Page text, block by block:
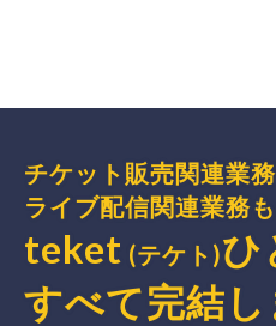
チケット販売関連業務
ライブ配信関連業務も
teket (テケト)ひ
すべて完結